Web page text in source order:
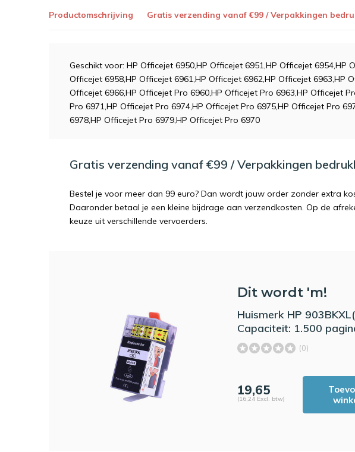
Productomschrijving Gratis verzending vanaf €99 / Verpakkingen
Geschikt voor: HP Officejet 6950,HP Officejet 6951,HP Officejet 6954,HP
Officejet 6958,HP Officejet 6961,HP Officejet 6962,HP Officejet 6963,HP
Officejet 6966,HP Officejet Pro 6960,HP Officejet Pro 6963,HP Officejet
Pro 6971,HP Officejet Pro 6974,HP Officejet Pro 6975,HP Officejet Pro
6978,HP Officejet Pro 6979,HP Officejet Pro 6970
Gratis verzending vanaf €99 / Verpakkingen
Bestel je voor meer dan 99 euro? Dan wordt jouw order zonder extra
Daaronder betaal je een kleine bijdrage aan verzendkosten. Op de
keuze uit verschillende vervoerders.
Dit wordt 'm!
Huismerk HP
Capaciteit: 1.500
(0)
19,65
(16,24 Excl. btw)